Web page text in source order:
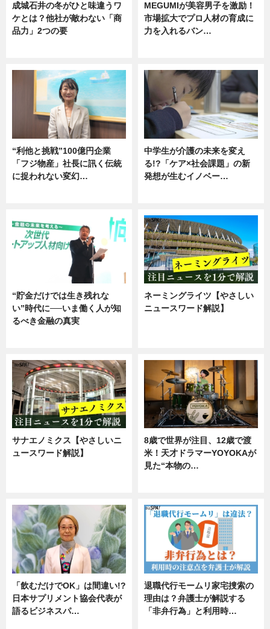
成城石井の冬がひと味違うワ
ケとは？他社が敵わない「商
品力」2つの要
MEGUMIが美容男子を激励！
市場拡大でプロ人材の育成に
力を入れるバン…
“利他と挑戦”100億円企業
「フジ物産」社長に訊く伝統
に捉われない変幻…
中学生が介護の未来を変え
る!?「ケア×社会課題」の新
発想が生むイノベー…
“貯金だけでは生き残れな
い”時代に──いま働く人が知
るべき金融の真実
ネーミングライツ【やさしい
ニュースワード解説】
サナエノミクス【やさしいニ
ュースワード解説】
8歳で世界が注目、12歳で渡
米！天才ドラマーYOYOKAが
見た“本物の…
「飲むだけでOK」は間違い!?
日本サプリメント協会代表が
語るビジネスパ…
退職代行モームリ家宅捜索の
理由は？弁護士が解説する
「非弁行為」と利用時…